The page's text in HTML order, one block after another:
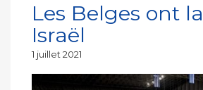
Les Belges ont
Israël
Publié
1 juillet 2021